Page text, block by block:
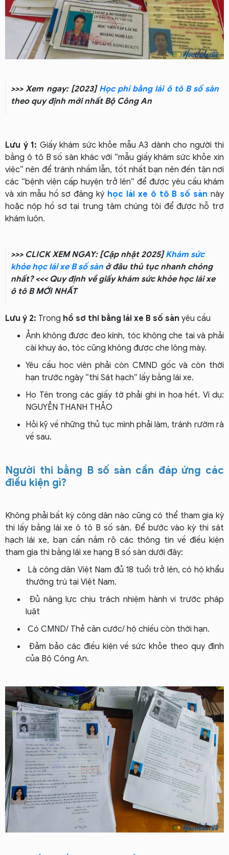
>>> Xem ngay: [2023] Học phí bằng lái ô tô B số sàn
theo quy định mới nhất Bộ Công An
Lưu ý 1: Giấy khám sức khỏe mẫu A3 dành cho người thi
bằng ô tô B số sàn khác với “mẫu giấy khám sức khỏe xin
việc” nên để tránh nhầm lẫn, tốt nhất bạn nên đến tận nơi
các “bệnh viện cấp huyện trở lên” để được yêu cầu khám
và xin mẫu hồ sơ đăng ký học lái xe ô tô B số sàn này
hoặc nộp hồ sơ tại trung tâm chúng tôi để được hỗ trợ
khám luôn.
>>> CLICK XEM NGAY: [Cập nhật 2025]Khám sức
khỏe học lái xe B số sàn ở đâu thủ tục nhanh chóng
nhất? <<< Quy định về giấy khám sức khỏe học lái xe
ô tô B MỚI NHẤT
Lưu ý 2: Trong hồ sơ thi bằng lái xe B số sàn yêu cầu
Ảnh không được đeo kính, tóc không che tai và phải
cài khuy áo, tóc cũng không được che lông mày.
Yêu cầu học viên phải còn CMND gốc và còn thời
hạn trước ngày “thi Sát hạch” lấy bằng lái xe.
Họ Tên trong các giấy tờ phải ghi in hoa hết. Ví dụ:
NGUYỄN THANH THẢO
Hỏi kỹ về những thủ tục mình phải làm, tránh rườm rà
về sau.
Người thi bằng B số sàn cần đáp ứng các
điều kiện gì?
Không phải bất kỳ công dân nào cũng có thể tham gia kỳ
thi lấy bằng lái xe ô tô B số sàn. Để bước vào kỳ thi sát
hạch lái xe, bạn cần nắm rõ các thông tin về điều kiện
tham gia thi bằng lái xe hạng B số sàn dưới đây:
Là công dân Việt Nam đủ 18 tuổi trở lên, có hộ khẩu
thường trú tại Việt Nam.
Đủ năng lực chịu trách nhiệm hành vi trước pháp
luật
Có CMND/ Thẻ căn cước/ hộ chiếu còn thời hạn.
Đảm bảo các điều kiện về sức khỏe theo quy định
của Bộ Công An.